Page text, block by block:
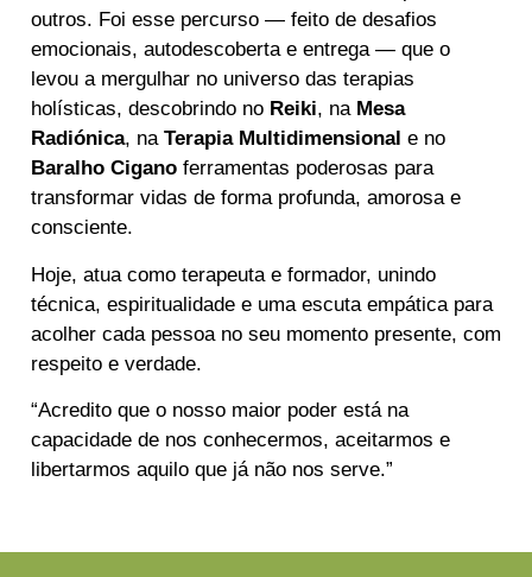
outros. Foi esse percurso — feito de desafios
emocionais, autodescoberta e entrega — que o
levou a mergulhar no universo das terapias
holísticas, descobrindo no Reiki, na Mesa
Radiónica, na Terapia Multidimensional e no
Baralho Cigano ferramentas poderosas para
transformar vidas de forma profunda, amorosa e
consciente.
Hoje, atua como terapeuta e formador, unindo
técnica, espiritualidade e uma escuta empática para
acolher cada pessoa no seu momento presente, com
respeito e verdade.
“Acredito que o nosso maior poder está na
capacidade de nos conhecermos, aceitarmos e
libertarmos aquilo que já não nos serve.”